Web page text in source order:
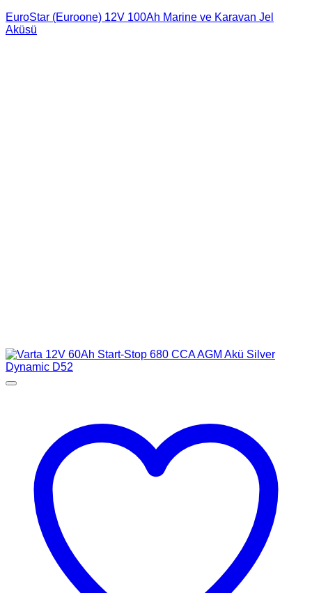
EuroStar (Euroone) 12V 100Ah Marine ve Karavan Jel
Aküsü